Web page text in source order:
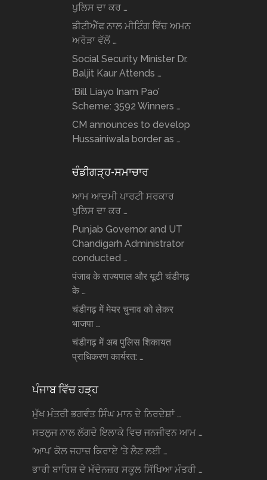
ਪੁਲਿਸ ਦਾ ਕਰ …
ਡੀਟੀਐੱਫ ਨਾਲ ਮੀਟਿੰਗ ਵਿੱਚ ਅਮਨ
ਅਰੋੜਾ ਵੱਲੋਂ …
Social Security Minister Dr.
Baljit Kaur Attends …
‘Bill Liayo Inam Pao’
Scheme: 3592 Winners …
CM announces to develop
Hussainiwala border as …
ਚੰਡੀਗੜ੍ਹ-ਸਮਾਚਾਰ
ਆਮ ਆਦਮੀ ਪਾਰਟੀ ਸਰਕਾਰ
ਪੁਲਿਸ ਦਾ ਕਰ …
Punjab Governor and UT
Chandigarh Administrator
conducted …
पंजाब के राज्यपाल और यूटी चंडीगढ़
के …
चंडीगढ़ में मेयर चुनाव को लेकर
भाजपा …
चंडीगढ़ में अब पुलिस शिकायत
प्राधिकरण कार्यरत: …
ਪੰਜਾਬ ਵਿੱਚ ਹੜ੍ਹ
ਮੁੱਖ ਮੰਤਰੀ ਭਗਵੰਤ ਸਿੰਘ ਮਾਨ ਦੇ ਨਿਰਦੇਸ਼ਾਂ …
ਸਤਲੁਜ ਨਾਲ ਲੱਗਦੇ ਇਲਾਕੇ ਵਿਚ ਜਨਜੀਵਨ ਆਮ …
‘ਆਪ’ ਕੋਲ ਜਹਾਜ਼ ਕਿਰਾਏ ‘ਤੇ ਲੈਣ ਲਈ …
ਭਾਰੀ ਬਾਰਿਸ਼ ਦੇ ਮੱਦੇਨਜ਼ਰ ਸਕੂਲ ਸਿੱਖਿਆ ਮੰਤਰੀ …